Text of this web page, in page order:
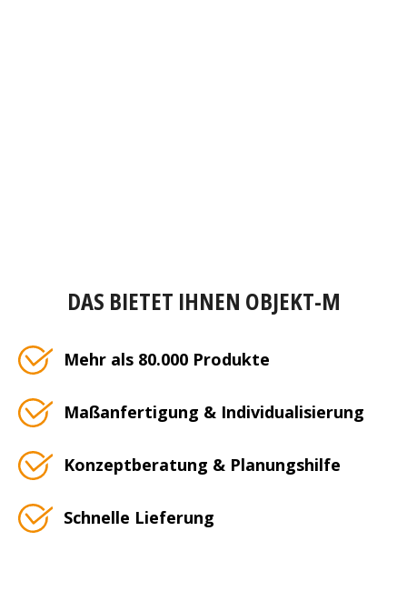
DAS BIETET IHNEN OBJEKT-M
Mehr als 80.000 Produkte
Maßanfertigung & Individualisierung
Konzeptberatung & Planungshilfe
Schnelle Lieferung